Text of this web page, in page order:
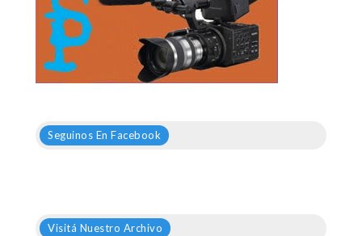
Seguinos En Facebook
Visitá Nuestro Archivo